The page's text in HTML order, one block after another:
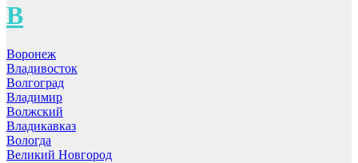
В
Воронеж
Владивосток
Волгоград
Владимир
Волжский
Владикавказ
Вологда
Великий Новгород